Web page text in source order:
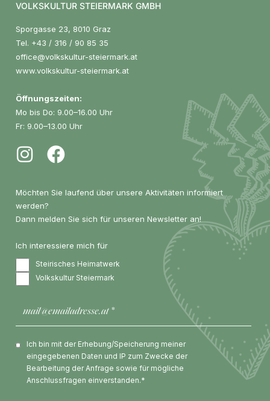
VOLKSKULTUR STEIERMARK GMBH
Sporgasse 23, 8010 Graz
Tel. +43 / 316 / 90 85 35
office@volkskultur-steiermark.at
www.volkskultur-steiermark.at
Öffnungszeiten:
Mo bis Do: 9.00–16.00 Uhr
Fr: 9.00–13.00 Uhr
Möchten Sie laufend über unsere Aktivitäten informiert
werden?
Dann melden Sie sich für unseren Newsletter an!
Ich interessiere mich für
Steirisches Heimatwerk
Volkskultur Steiermark
Ich bin mit der Erhebung/Speicherung meiner
eingegebenen Daten und IP zum Zwecke der
Bearbeitung der Anfrage sowie für mögliche
Anschlussfragen einverstanden.*